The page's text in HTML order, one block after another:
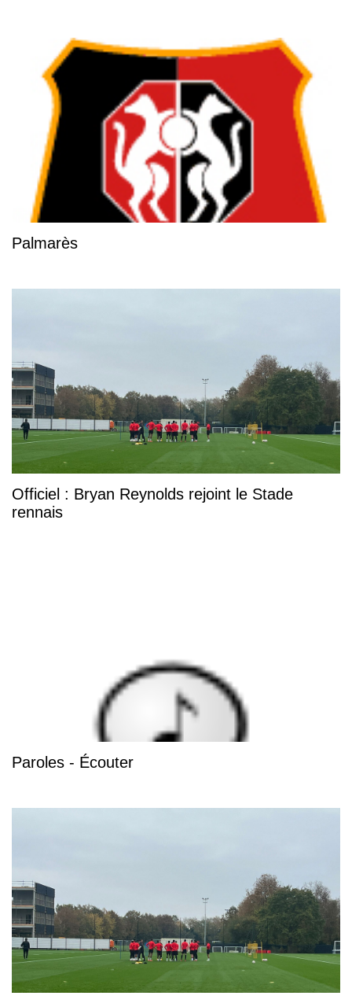
Palmarès
Officiel : Bryan Reynolds rejoint le Stade
rennais
Paroles - Écouter